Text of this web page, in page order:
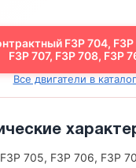
F3P 704,
F3P 707, F3P 708, F3P
Все двигатели в
705, F3P 706, F3P